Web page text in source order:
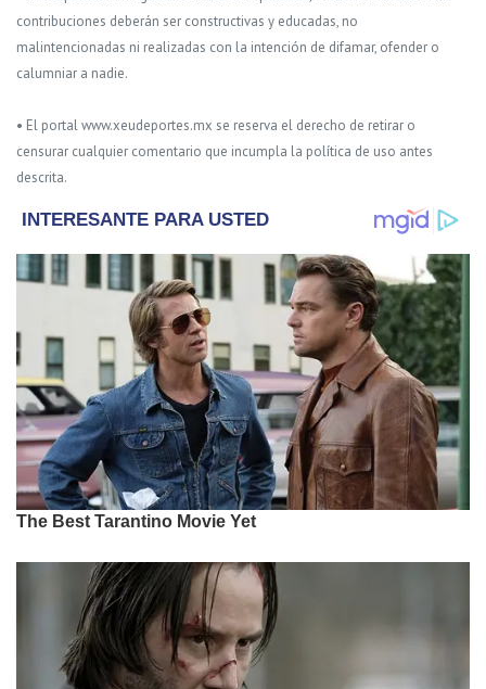
contribuciones deberán ser constructivas y educadas, no
malintencionadas ni realizadas con la intención de difamar, ofender o
calumniar a nadie.
• El portal www.xeudeportes.mx se reserva el derecho de retirar o
censurar cualquier comentario que incumpla la política de uso antes
descrita.